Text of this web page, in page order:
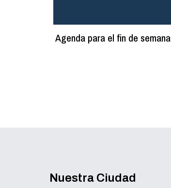
Agenda para el fin de semana
Nuestra Ciudad